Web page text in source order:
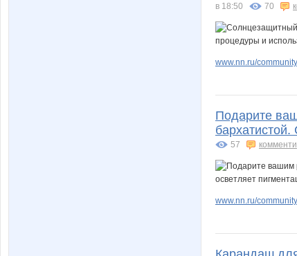
в 18:50
70
www.nn.ru/
Подарите
57
www.nn.ru/